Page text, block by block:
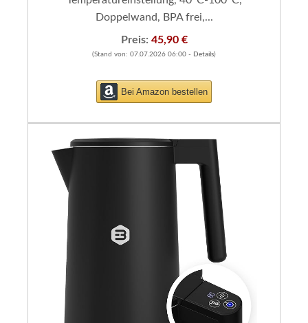
Doppelwand, BPA frei,...
Preis: 45,90 €
(Stand von: 07.07.2026 06:00 - Details)
Bei Amazon bestellen